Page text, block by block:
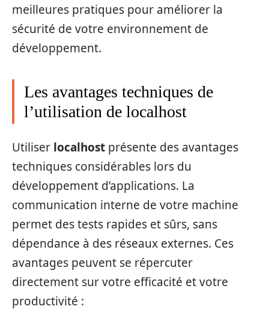
meilleures pratiques pour améliorer la
sécurité de votre environnement de
développement.
Les avantages techniques de
l’utilisation de localhost
Utiliser localhost présente des avantages
techniques considérables lors du
développement d’applications. La
communication interne de votre machine
permet des tests rapides et sûrs, sans
dépendance à des réseaux externes. Ces
avantages peuvent se répercuter
directement sur votre efficacité et votre
productivité :